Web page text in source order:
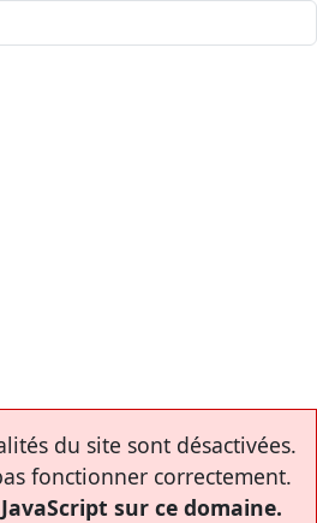
du site sont désactivées.
fonctionner correctement.
sur ce domaine.